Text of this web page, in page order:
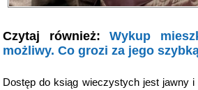
Czytaj również:Wykup
możliwy. Co grozi za jego
Dostęp do ksiąg wieczystych jest jawny i